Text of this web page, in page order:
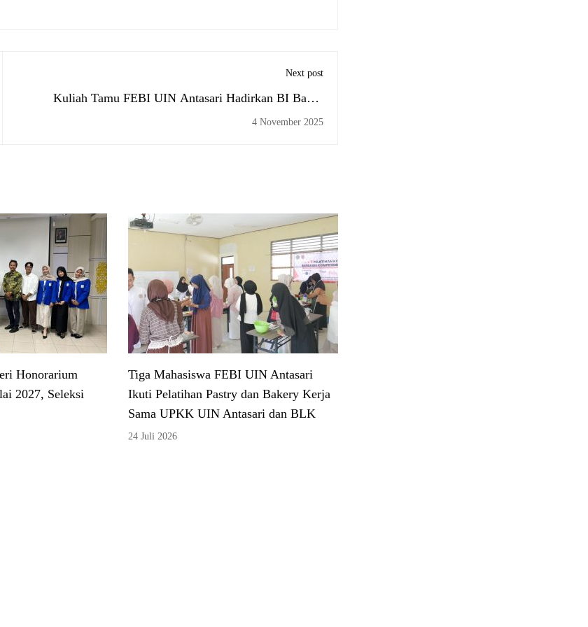
Next post
Kuliah Tamu FEBI UIN Antasari Hadirkan BI Bahas
Penguatan UMKM
4 November 2025
Honorarium
2027, Seleksi
Tiga Mahasiswa FEBI UIN Antasari
Ikuti Pelatihan Pastry dan Bakery Kerja
Sama UPKK UIN Antasari dan BLK
24 Juli 2026